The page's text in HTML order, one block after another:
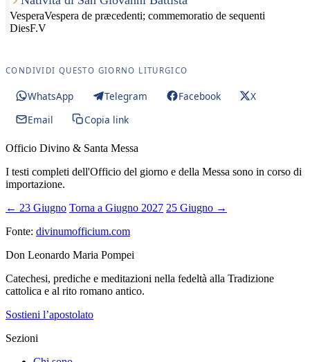
VesperaVespera de præcedenti; commemoratio de sequenti
DiesF.V
CONDIVIDI QUESTO GIORNO LITURGICO
WhatsApp Telegram Facebook
X
Email
Copia link
Officio Divino & Santa Messa
I testi completi dell'Officio del giorno e della Messa sono in corso di
importazione.
← 23 Giugno Torna a Giugno 2027 25 Giugno →
Fonte: divinumofficium.com
Don Leonardo Maria Pompei
Catechesi, prediche e meditazioni nella fedeltà alla Tradizione
cattolica e al rito romano antico.
Sostieni l’apostolato
Sezioni